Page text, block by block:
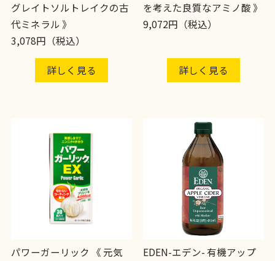
グレイトソルトレイクの古
代ミネラル 》
3,078円（税込）
詳しく見る
を考えた良質なアミノ酸 》
9,072円（税込）
詳しく見る
パワーガーリック 《 元気
EDEN-エデン- 有機アップ